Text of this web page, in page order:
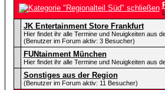
JK Entertainment Store Frankfurt
Hier findet ihr alle Termine und Neuigkeiten aus
(Benutzer im Forum aktiv: 3 Besucher)
FUNtainment München
Hier findet ihr alle Termine und Neuigkeiten aus
Sonstiges aus der Region
(Benutzer im Forum aktiv: 11 Besucher)